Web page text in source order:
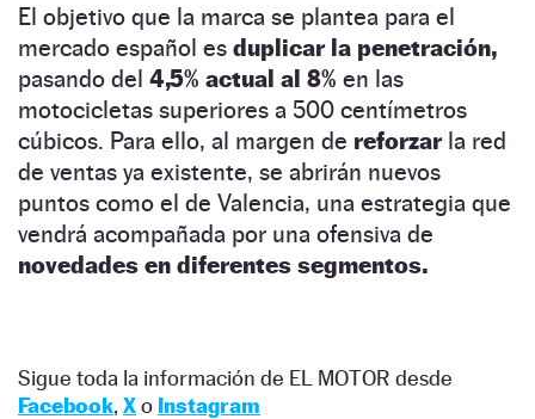
El objetivo que la marca se plantea para el
mercado español es duplicar la penetración,
pasando del 4,5% actual al 8% en las
motocicletas superiores a 500 centímetros
cúbicos. Para ello, al margen de reforzar la red
de ventas ya existente, se abrirán nuevos
puntos como el de Valencia, una estrategia que
vendrá acompañada por una ofensiva de
novedades en diferentes segmentos.
Sigue toda la información de EL MOTOR desde
Facebook, Xo Instagram